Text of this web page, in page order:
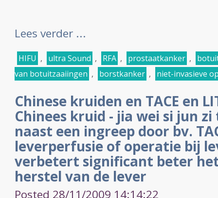
Lees verder ...
HIFU , ultra Sound , RFA , prostaatkanker ,
van botuitzaaiingen , borstkanker , niet-invasieve
Chinese kruiden en TACE en
Chinees kruid - jia wei si jun
naast een ingreep door bv.
leverperfusie of operatie bij
verbetert significant beter
herstel van de lever
Posted 28/11/2009 14:14:22